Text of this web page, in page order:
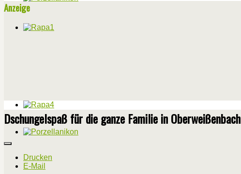
Anzeige
Dschungelspaß für die ganze Familie in Oberweißenbach
Drucken
E-Mail